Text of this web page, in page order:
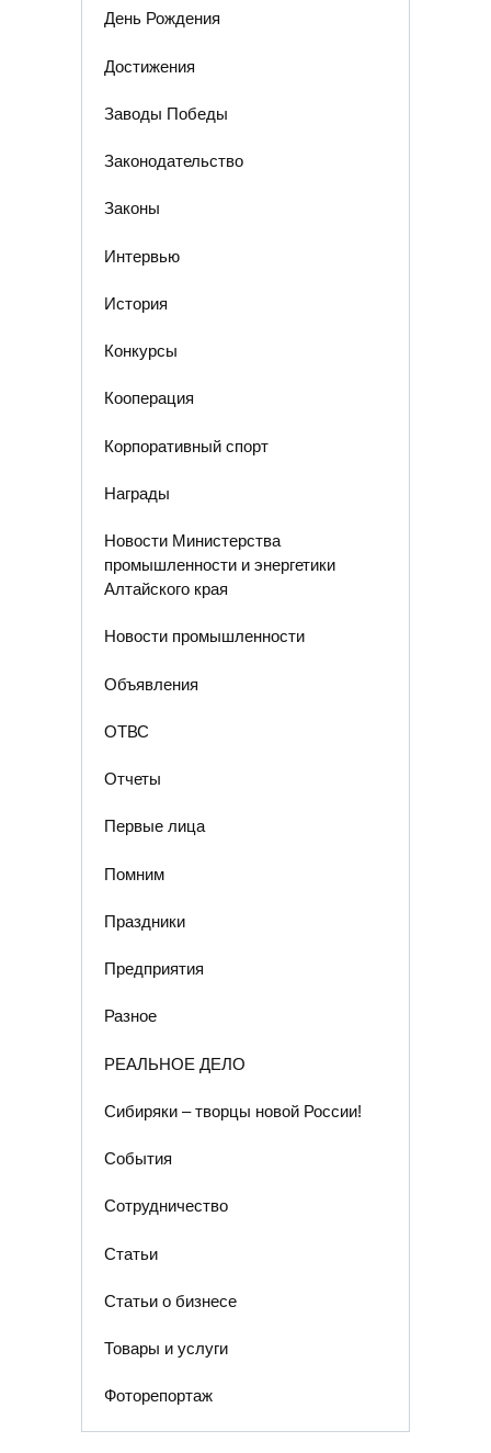
День Рождения
Достижения
Заводы Победы
Законодательство
Законы
Интервью
История
Конкурсы
Кооперация
Корпоративный спорт
Награды
Новости Министерства
промышленности и энергетики
Алтайского края
Новости промышленности
Объявления
ОТВС
Отчеты
Первые лица
Помним
Праздники
Предприятия
Разное
РЕАЛЬНОЕ ДЕЛО
Сибиряки – творцы новой России!
События
Сотрудничество
Статьи
Статьи о бизнесе
Товары и услуги
Фоторепортаж